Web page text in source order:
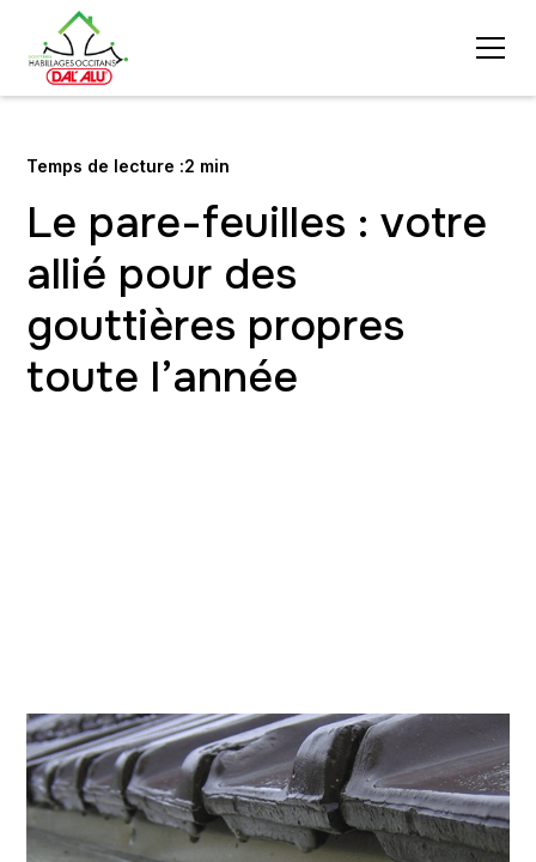
Temps de lecture :2 min
Le pare-feuilles : votre
allié pour des
gouttières propres
toute l’année